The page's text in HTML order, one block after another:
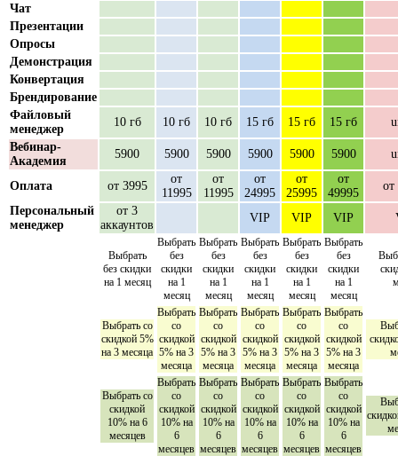
Чат
Презентации
Опросы
Демонстрация
Конвертация
Брендирование
Файловый
менеджер
10 гб 10 гб 10 гб 15 гб 15 гб 15 гб
Вебинар-
Академия
5900 5900 5900 5900 5900 5900
Оплата от 3995
от
11995
от
11995
от
24995
от
25995
от
49995
от
Персональный
менеджер
от 3
аккаунтов
VIP VIP VIP
Выбрать
без скидки
на 1 месяц
Выбрать
без
скидки
на 1
месяц
Выбрать
без
скидки
на 1
месяц
Выбрать
без
скидки
на 1
месяц
Выбрать
без
скидки
на 1
месяц
Выбрать
без
скидки
на 1
месяц
Выбрать со
скидкой 5%
на 3 месяца
Выбрать
со
скидкой
5% на 3
месяца
Выбрать
со
скидкой
5% на 3
месяца
Выбрать
со
скидкой
5% на 3
месяца
Выбрать
со
скидкой
5% на 3
месяца
Выбрать
со
скидкой
5% на 3
месяца
Выбрать со
скидкой
10% на 6
месяцев
Выбрать
со
скидкой
10% на
6
месяцев
Выбрать
со
скидкой
10% на
6
месяцев
Выбрать
со
скидкой
10% на
6
месяцев
Выбрать
со
скидкой
10% на
6
месяцев
Выбрать
со
скидкой
10% на
6
месяцев